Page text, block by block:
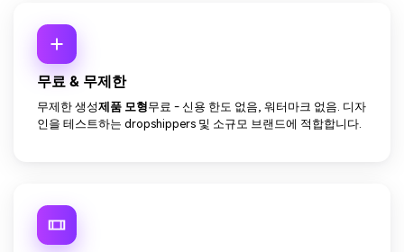
무료 & 무제한
무제한 생성제품 모형무료 - 신용 한도 없음, 워터마크 없음. 디자
인을 테스트하는 dropshippers 및 소규모 브랜드에 적합합니다.